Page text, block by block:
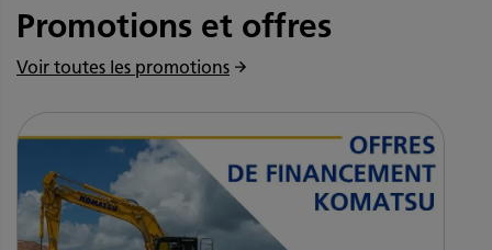
Promotions et offres
Voir toutes les promotions